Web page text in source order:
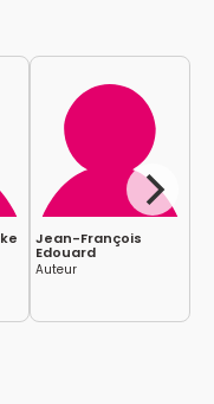
Jean-François
Edouard
Auteur